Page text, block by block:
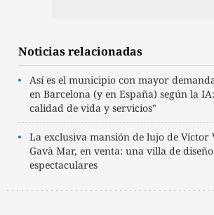
Noticias relacionadas
Así es el municipio con mayor
en Barcelona (y en España) según la
calidad de vida y servicios"
La exclusiva mansión de lujo de Víctor
Gavà Mar, en venta: una villa de
espectaculares